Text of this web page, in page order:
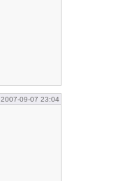
2007-09-07 23:04